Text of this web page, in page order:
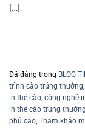
[…]
Đã đăng trong BLOG
trình cào trúng thưởng,
in thẻ cào, công nghệ
in thẻ cào trúng
phủ cào, Tham khảo